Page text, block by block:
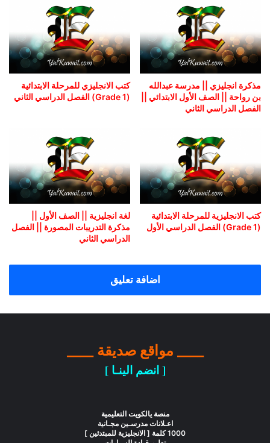
مذكرة انجليزي || مدرسة عبدالله
بن رواحة || الصف الأول الابتدائي ||
الفصل الدراسي الثاني
كتب الانجليزي للمرحلة الابتدائية
(Grade 1) الفصل الدراسي الثاني
كتب الانجليزية للمرحلة الابتدائية
(Grade 1) الفصل الدراسي الأول
لغة انجليزية || الصف الأول ||
مذكرة التدريبات المصورة || الفصل
الدراسي الثاني
اضافة تعليق
____ مواقع صديقة ____
[ انضم الينـا ]
منصة يالكويت التعليمية
اعـلانات مدرسـين مجـانية
1000 كلمة [ الانجليزية للمبتدئين ]